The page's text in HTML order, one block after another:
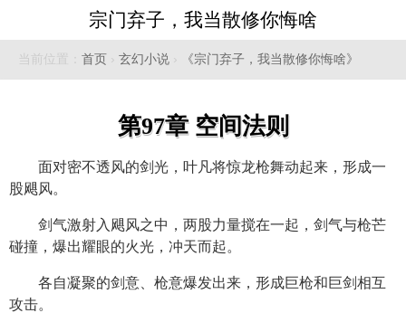
宗门弃子，我当散修你悔啥
当前位置： 首页 › 玄幻小说 › 《宗门弃子，我当散修你悔啥》
第97章 空间法则
面对密不透风的剑光，叶凡将惊龙枪舞动起来，形成一
股飓风。
剑气激射入飓风之中，两股力量搅在一起，剑气与枪芒
碰撞，爆出耀眼的火光，冲天而起。
各自凝聚的剑意、枪意爆发出来，形成巨枪和巨剑相互
攻击。